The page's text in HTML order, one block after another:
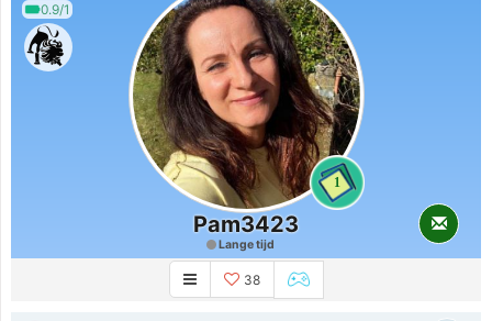
0.9/1
1
Pam3423
Lange tijd
38